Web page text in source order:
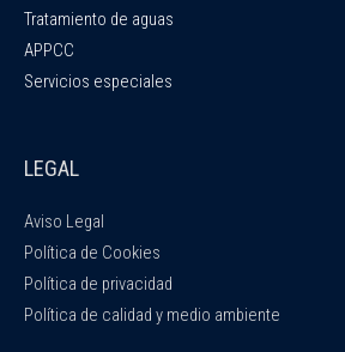
Tratamiento de aguas
APPCC
Servicios especiales
LEGAL
Aviso Legal
Política de Cookies
Política de privacidad
Política de calidad y medio ambiente